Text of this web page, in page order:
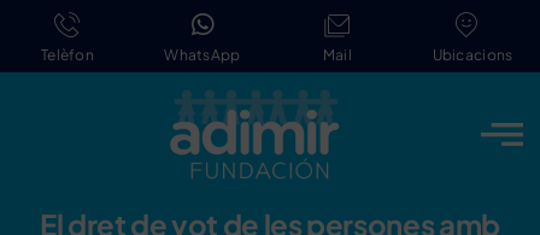
content
Telèfon WhatsApp Mail Ubicacions
El dret de vot de les persones amb